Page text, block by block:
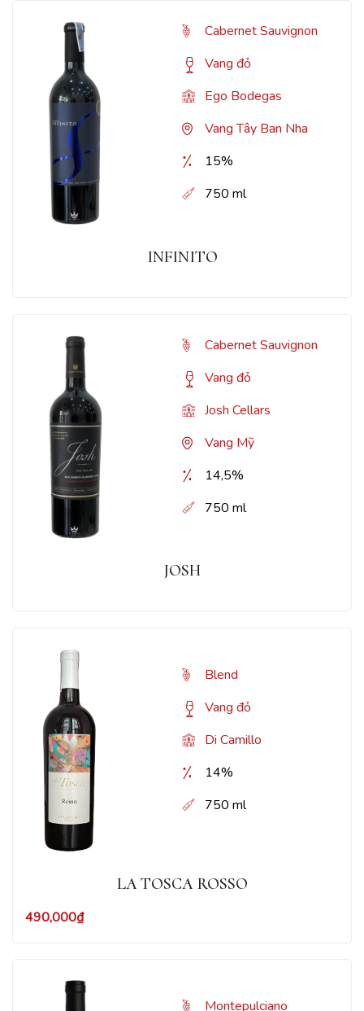
Cabernet Sauvignon
Vang đỏ
Ego Bodegas
Vang Tây Ban Nha
15%
750 ml
INFINITO
Cabernet Sauvignon
Vang đỏ
Josh Cellars
Vang Mỹ
14,5%
750 ml
JOSH
Blend
Vang đỏ
Di Camillo
14%
750 ml
LA TOSCA ROSSO
490,000₫
Montepulciano